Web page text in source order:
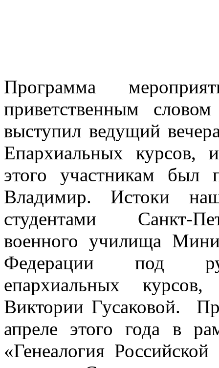
Программа
приветственным
выступил ведущий
Епархиальных курсов,
этого участникам был
Владимир. Истоки
студентами Санкт-
военного училища
Федерации под
епархиальных курсов,
Виктории Гусаковой.
апреле этого года в
«Генеалогия